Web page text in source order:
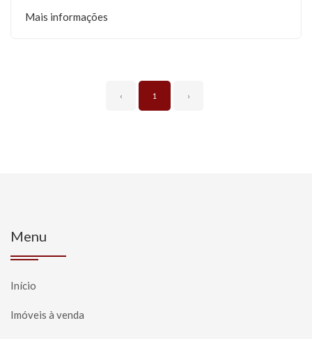
Mais informações
‹ 1 ›
Menu
Início
Imóveis à venda